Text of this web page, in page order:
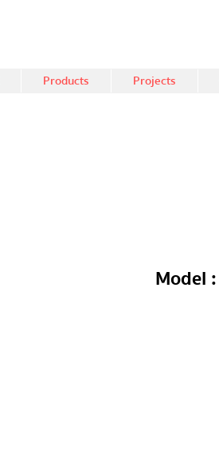
Products Projects
Model :